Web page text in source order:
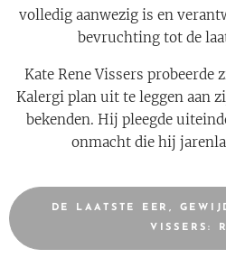
volledig aanwezig is en
bevruchting tot de
Kate Rene Vissers
Kalergi plan uit te leggen aan
bekenden. Hij pleegde
onmacht die hij
DE LAATSTE EER,
VISSERS: